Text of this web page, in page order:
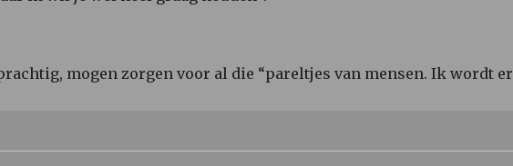
mogen zorgen voor al die “pareltjes van mensen. Ik wordt er